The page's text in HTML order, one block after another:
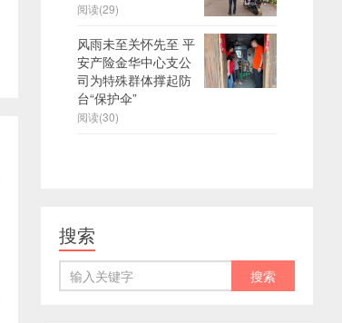
阅读(29)
风雨未至关怀先至 平
安产险金华中心支公
司为特殊群体撑起防
台“保护伞”
阅读(30)
搜索